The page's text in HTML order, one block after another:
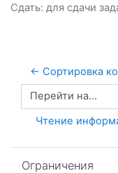
Сдать: для сдачи
← Сортировка
Перейти на...
Чтение
Ограничения